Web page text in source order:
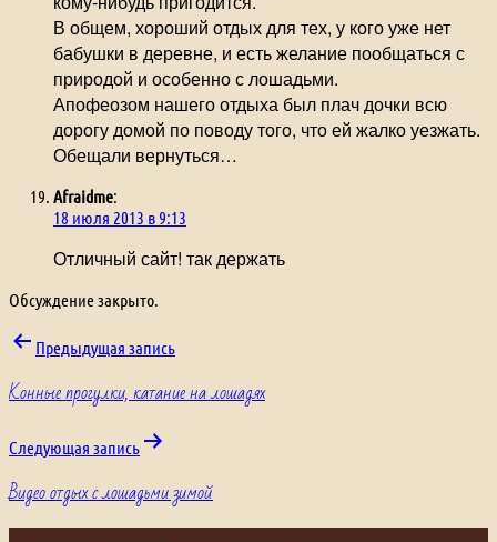
В общем, хороший отдых для тех, у кого уже нет
бабушки в деревне, и есть желание пообщаться с
природой и особенно с лошадьми.
Апофеозом нашего отдыха был плач дочки всю
дорогу домой по поводу того, что ей жалко уезжать.
Обещали вернуться…
Afraidme:
18 июля 2013 в 9:13
Отличный сайт! так держать
Обсуждение закрыто.
Навигация
по
записям
Предыдущая запись
Конные прогулки, катание на лошадях
Следующая запись
Видео отдых с лошадьми зимой